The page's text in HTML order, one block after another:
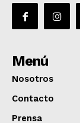
Menú
Nosotros
Contacto
Prensa